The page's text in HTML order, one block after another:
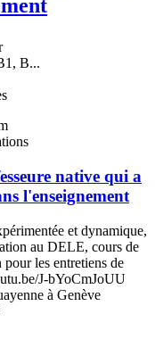
B...
native qui a
l'enseignement
et dynamique,
au DELE, cours de
les entretiens de
J-bYoCmJoUU